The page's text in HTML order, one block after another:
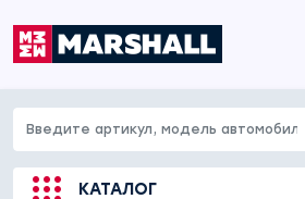
КАТАЛОГ